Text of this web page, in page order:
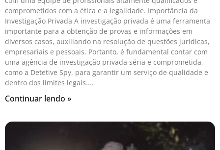
comprometidos com a ética e a legalidade. Importância da
Investigação Privada A investigação privada é uma ferramenta
importante para a obtenção de provas e informações em
diversos casos, auxiliando na resolução de questões jurídicas,
empresariais e pessoais. Portanto, é fundamental contar com
uma agência de investigação privada séria e comprometida,
como a Detetive Spy, para garantir um serviço de qualidade e
dentro dos limites legais.
Continuar lendo »